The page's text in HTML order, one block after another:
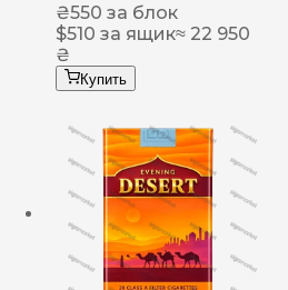
₴550 за блок
$510 за ящик≈ 22 950
₴
Купить